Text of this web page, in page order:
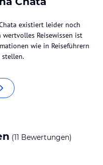
existiert leider noch
Reisewissen ist
wie in Reiseführern
stellen.
(11 Bewertungen)